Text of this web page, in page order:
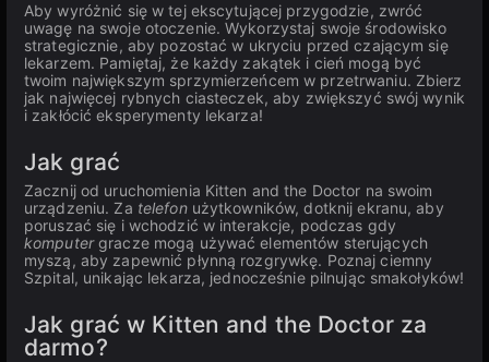
Aby wyróżnić się w tej ekscytującej przygodzie, zwróć
uwagę na swoje otoczenie. Wykorzystaj swoje środowisko
strategicznie, aby pozostać w ukryciu przed czającym się
lekarzem. Pamiętaj, że każdy zakątek i cień mogą być
twoim największym sprzymierzeńcem w przetrwaniu. Zbierz
jak najwięcej rybnych ciasteczek, aby zwiększyć swój wynik
i zakłócić eksperymenty lekarza!
Jak grać
Zacznij od uruchomienia Kitten and the Doctor na swoim
urządzeniu. Za telefonużytkowników, dotknij ekranu, aby
poruszać się i wchodzić w interakcje, podczas gdy
komputergracze mogą używać elementów sterujących
myszą, aby zapewnić płynną rozgrywkę. Poznaj ciemny
Szpital, unikając lekarza, jednocześnie pilnując smakołyków!
Jak grać w Kitten and the Doctor za
darmo?